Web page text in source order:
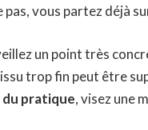
pas, vous partez déjà
un point très
trop fin peut être
du pratique, visez une